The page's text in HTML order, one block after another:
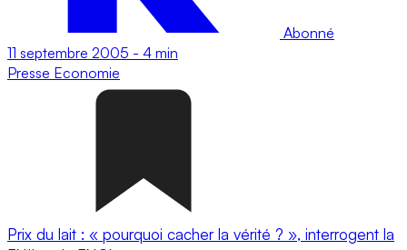
Abonné
11 septembre 2005 - 4 min
Presse Economie
Prix du lait : « pourquoi cacher la vérité ? », interrogent la